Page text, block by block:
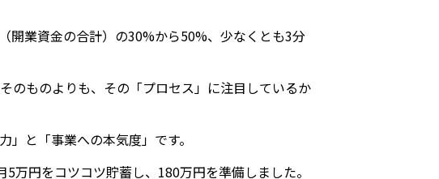
開業資金の合計）の30%から50%、少なくとも3分
のものよりも、その「プロセス」に注目しているか
と「事業への本気度」です。
万円をコツコツ貯蓄し、180万円を準備しました。